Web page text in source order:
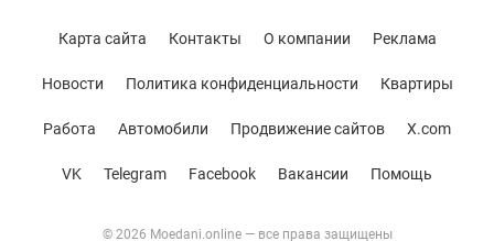
© 2026 Moedani.online — все права защищены
Карта сайта Контакты О компании Реклама
Новости Политика конфиденциальности Квартиры
Работа Автомобили Продвижение сайтов X.com
VK Telegram Facebook Вакансии Помощь